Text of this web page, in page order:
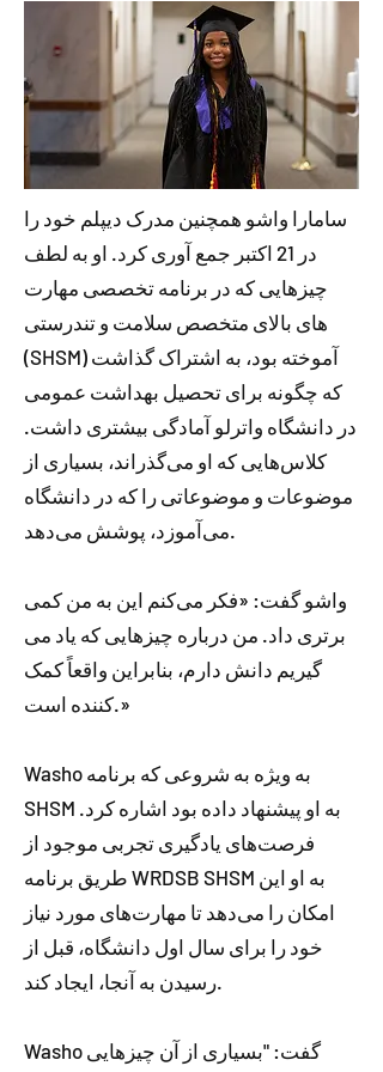
سامارا واشو همچنین مدرک دیپلم خود را
در 21 اکتبر جمع آوری کرد. او به لطف
چیزهایی که در برنامه تخصصی مهارت
های بالای متخصص سلامت و تندرستی
(SHSM) آموخته بود، به اشتراک گذاشت
که چگونه برای تحصیل بهداشت عمومی
در دانشگاه واترلو آمادگی بیشتری داشت.
کلاس‌هایی که او می‌گذراند، بسیاری از
موضوعات و موضوعاتی را که در دانشگاه
می‌آموزد، پوشش می‌دهد.
واشو گفت: «فکر می‌کنم این به من کمی
برتری داد. من درباره چیزهایی که یاد می
گیریم دانش دارم، بنابراین واقعاً کمک
کننده است.»
Washo به ویژه به شروعی که برنامه
SHSM به او پیشنهاد داده بود اشاره کرد.
فرصت‌های یادگیری تجربی موجود از
طریق برنامه WRDSB SHSM به او این
امکان را می‌دهد تا مهارت‌های مورد نیاز
خود را برای سال اول دانشگاه، قبل از
رسیدن به آنجا، ایجاد کند.
Washo گفت: "بسیاری از آن چیزهایی